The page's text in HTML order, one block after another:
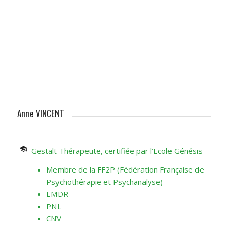
Anne VINCENT
Gestalt Thérapeute, certifiée par l’Ecole Génésis
Membre de la FF2P (Fédération Française de
Psychothérapie et Psychanalyse)
EMDR
PNL
CNV